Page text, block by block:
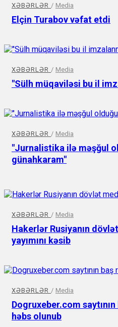
XƏBƏRLƏR / Media
Elçin Turabov vəfat etdi
XƏBƏRLƏR / Media
"Sülh müqaviləsi bu il
XƏBƏRLƏR / Media
"Jurnalistika ilə məşğul
günahkaram"
XƏBƏRLƏR / Media
Hakerlər Rusiyanın
yayımını kəsib
XƏBƏRLƏR / Media
Dogruxeber.com
həbs olunub